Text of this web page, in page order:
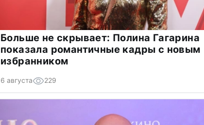
Больше не скрывает: Полина Гагарина
показала романтичные кадры с новым
избранником
6 августа 229